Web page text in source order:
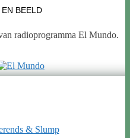
BEELD
radioprogramma El Mundo.